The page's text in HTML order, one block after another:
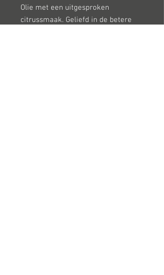
Olie met een uitgesproken
citrussmaak. Geliefd in de betere